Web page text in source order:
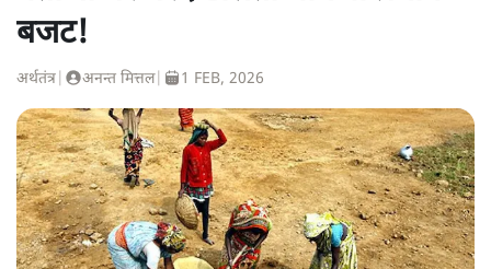
बजट!
अर्थतंत्र अनन्त मित्तल| 1 FEB, 2026